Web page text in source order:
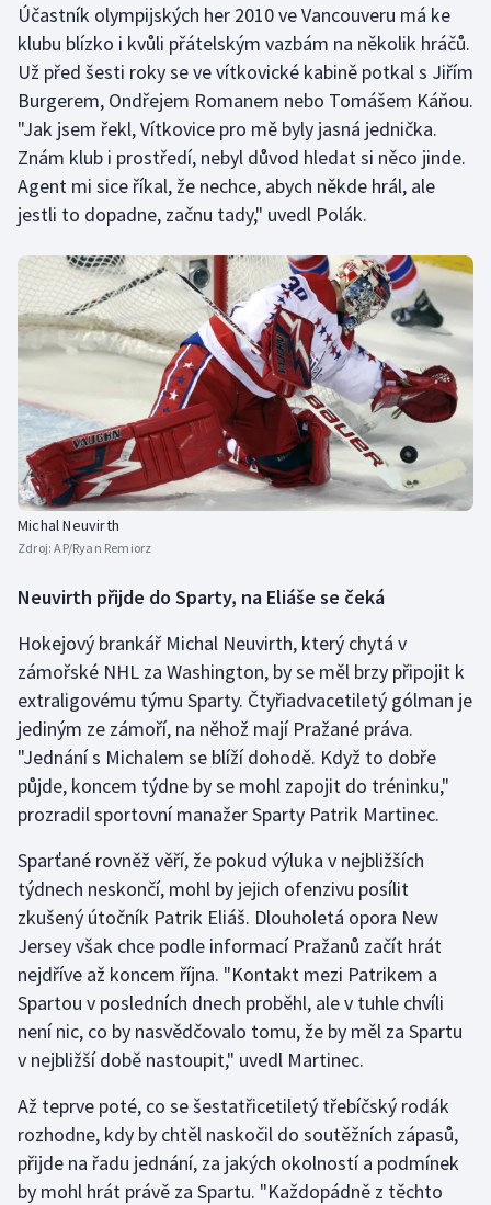
Účastník olympijských her 2010 ve Vancouveru má ke
klubu blízko i kvůli přátelským vazbám na několik hráčů.
Už před šesti roky se ve vítkovické kabině potkal s Jiřím
Burgerem, Ondřejem Romanem nebo Tomášem Káňou.
"Jak jsem řekl, Vítkovice pro mě byly jasná jednička.
Znám klub i prostředí, nebyl důvod hledat si něco jinde.
Agent mi sice říkal, že nechce, abych někde hrál, ale
jestli to dopadne, začnu tady," uvedl Polák.
Michal Neuvirth
Zdroj:AP/Ryan Remiorz
Neuvirth přijde do Sparty, na Eliáše se čeká
Hokejový brankář Michal Neuvirth, který chytá v
zámořské NHL za Washington, by se měl brzy připojit k
extraligovému týmu Sparty. Čtyřiadvacetiletý gólman je
jediným ze zámoří, na něhož mají Pražané práva.
"Jednání s Michalem se blíží dohodě. Když to dobře
půjde, koncem týdne by se mohl zapojit do tréninku,"
prozradil sportovní manažer Sparty Patrik Martinec.
Sparťané rovněž věří, že pokud výluka v nejbližších
týdnech neskončí, mohl by jejich ofenzivu posílit
zkušený útočník Patrik Eliáš. Dlouholetá opora New
Jersey však chce podle informací Pražanů začít hrát
nejdříve až koncem října. "Kontakt mezi Patrikem a
Spartou v posledních dnech proběhl, ale v tuhle chvíli
není nic, co by nasvědčovalo tomu, že by měl za Spartu
v nejbližší době nastoupit," uvedl Martinec.
Až teprve poté, co se šestatřicetiletý třebíčský rodák
rozhodne, kdy by chtěl naskočil do soutěžních zápasů,
přijde na řadu jednání, za jakých okolností a podmínek
by mohl hrát právě za Spartu. "Každopádně z těchto